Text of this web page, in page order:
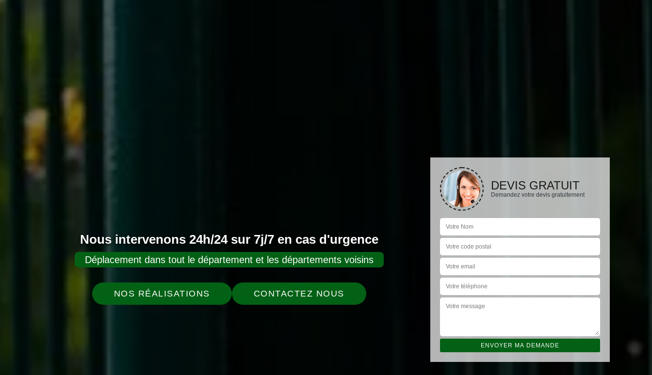
Nous intervenons 24h/24 sur 7j/7 en cas d'urgence
Déplacement dans tout le département et les départements voisins
NOS RÉALISATIONS CONTACTEZ NOUS
DEVIS GRATUIT
Demandez votre devis gratuitement